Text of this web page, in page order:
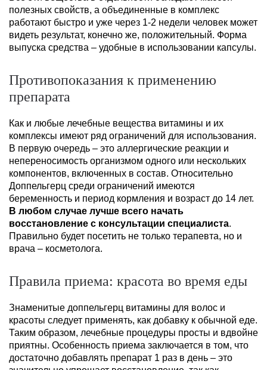
полезных свойств, а объединенные в комплекс
работают быстро и уже через 1-2 недели человек может
видеть результат, конечно же, положительный. Форма
выпуска средства – удобные в использовании капсулы.
Противопоказания к применению
препарата
Как и любые лечебные вещества витамины и их
комплексы имеют ряд ограничений для использования.
В первую очередь – это аллергические реакции и
непереносимость организмом одного или нескольких
компонентов, включенных в состав. Относительно
Доппельгерц среди ограничений имеются
беременность и период кормления и возраст до 14 лет.
В любом случае лучше всего начать
восстановление с консультации специалиста.
Правильно будет посетить не только терапевта, но и
врача – косметолога.
Правила приема: красота во время еды
Знаменитые доппельгерц витамины для волос и
красоты следует применять, как добавку к обычной еде.
Таким образом, лечебные процедуры просты и вдвойне
приятны. Особенность приема заключается в том, что
достаточно добавлять препарат 1 раз в день – это